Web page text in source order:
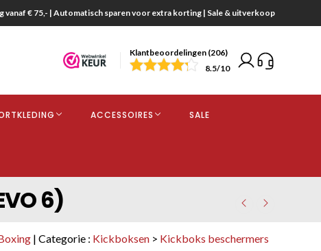
vanaf € 75,- | Automatisch sparen voor extra korting | Sale & uitverkoop
Klantbeoordelingen (206)
8.5/10
ACCESSOIRES SALE
6)
| Categorie : Kickboksen > Kickboks beschermers